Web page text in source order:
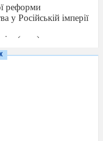
реформи
у Російській імперії
(тези)
ліквідації
історичних
ІІ від 30